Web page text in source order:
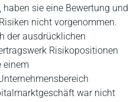
sie eine Bewertung und
nicht vorgenommen.
der ausdrücklichen
Risikopositionen
einem
war nicht